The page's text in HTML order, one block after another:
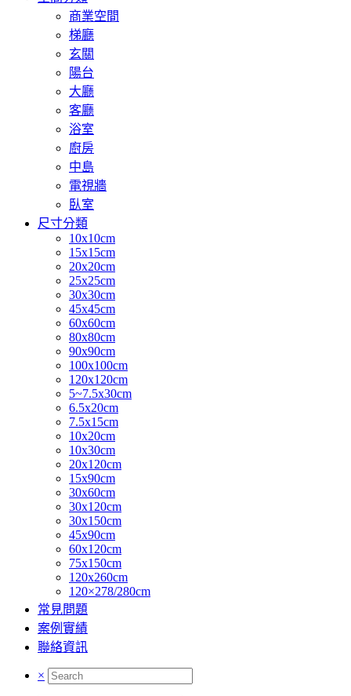
商業空間
梯廳
玄關
陽台
大廳
客廳
浴室
廚房
中島
電視牆
臥室
尺寸分類
10x10cm
15x15cm
20x20cm
25x25cm
30x30cm
45x45cm
60x60cm
80x80cm
90x90cm
100x100cm
120x120cm
5~7.5x30cm
6.5x20cm
7.5x15cm
10x20cm
10x30cm
20x120cm
15x90cm
30x60cm
30x120cm
30x150cm
45x90cm
60x120cm
75x150cm
120x260cm
120×278/280cm
常見問題
案例實績
聯絡資訊
×